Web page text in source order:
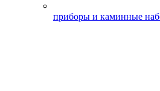
приборы и каминные